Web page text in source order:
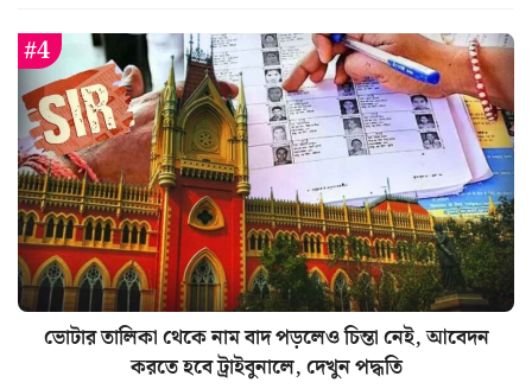
ভোটার তালিকা থেকে নাম বাদ পড়লেও চিন্তা নেই, আবেদন
করতে হবে ট্রাইবুনালে, দেখুন পদ্ধতি